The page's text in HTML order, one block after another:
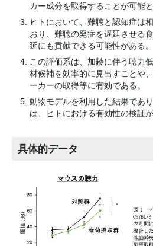
カー成分を取得することが可能と
ヒトにおいて、難聴と認知症は
おり、難聴の発症を遅延させる
延にも貢献できる可能性がある。
この評価系は、加齢に伴う聴力
材候補を効率的に見出すことや
ーカーの取得等に有効である。
動物モデルを利用した結果であ
は、ヒトにおける有効性の検証が
具体的データ